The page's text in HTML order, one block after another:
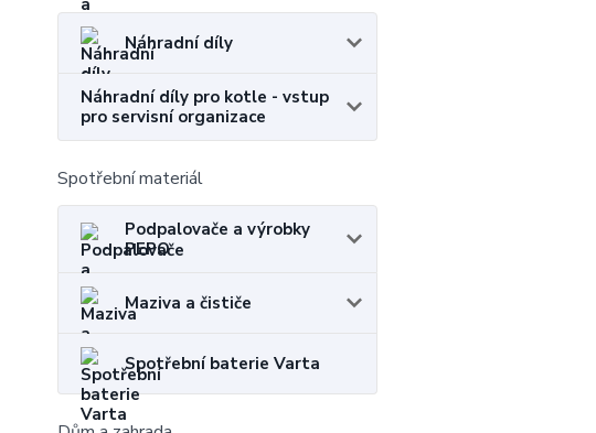
Náhradní díly
Náhradní díly pro kotle - vstup
pro servisní organizace
Spotřební materiál
Podpalovače a výrobky
PEPO
Maziva a čističe
Spotřební baterie Varta